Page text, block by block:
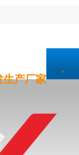
生产厂家